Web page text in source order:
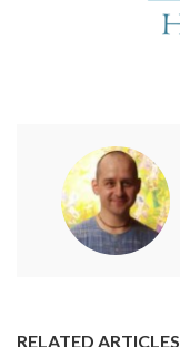
RELATED ARTICLES